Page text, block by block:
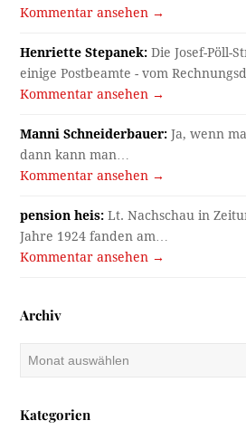
Kommentar ansehen →
Henriette Stepanek: Die Josef-Pöll-
einige Postbeamte - vom
Kommentar ansehen →
Manni Schneiderbauer: Ja, wenn
dann kann man…
Kommentar ansehen →
pension heis: Lt. Nachschau in
Jahre 1924 fanden am…
Kommentar ansehen →
Archiv
Kategorien